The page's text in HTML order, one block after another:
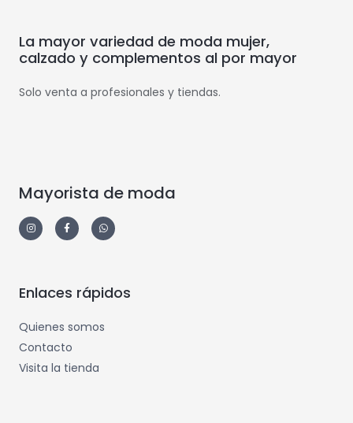
La mayor variedad de moda mujer,
calzado y complementos al por mayor
Solo venta a profesionales y tiendas.
Mayorista de moda
Enlaces rápidos
Quienes somos
Contacto
Visita la tienda